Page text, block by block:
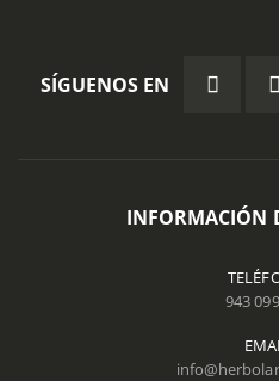
SÍGUENOS EN
INFORMACIÓN
943